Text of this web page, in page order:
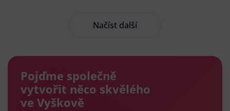
Načíst další
Pojďme společně
vytvořit něco skvělého
ve Vyškově